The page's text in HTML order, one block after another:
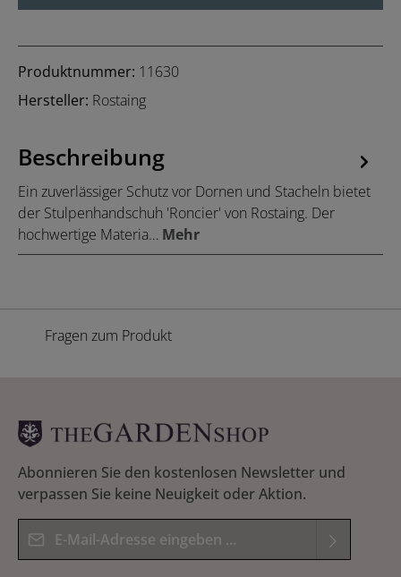
Produktnummer: 11630
Hersteller: Rostaing
Beschreibung
Ein zuverlässiger Schutz vor Dornen und Stacheln bietet
der Stulpenhandschuh 'Roncier' von Rostaing. Der
hochwertige Materia… Mehr
Fragen zum Produkt
Abonnieren Sie den kostenlosen Newsletter und
verpassen Sie keine Neuigkeit oder Aktion.
E-Mail-Adresse*